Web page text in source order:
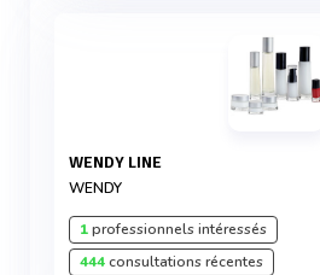
WENDY LINE
WENDY
1professionnels intéressés
444consultations récentes